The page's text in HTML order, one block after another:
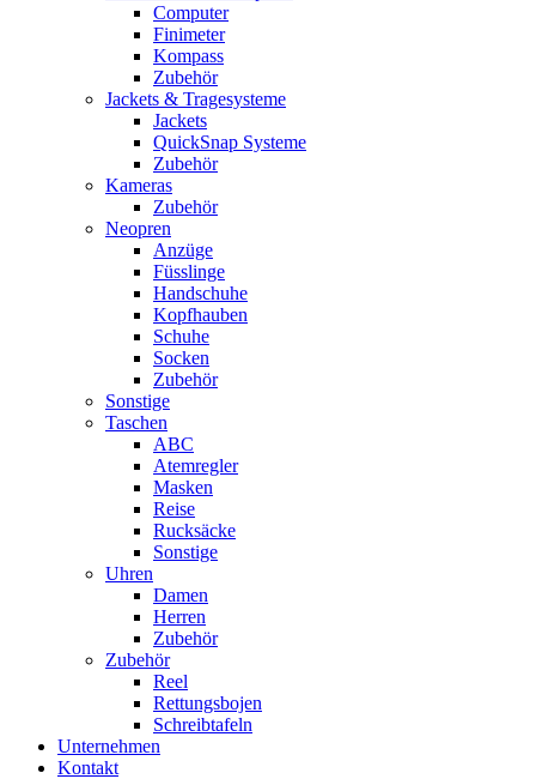
Computer
Finimeter
Kompass
Zubehör
Jackets & Tragesysteme
Jackets
QuickSnap Systeme
Zubehör
Kameras
Zubehör
Neopren
Anzüge
Füsslinge
Handschuhe
Kopfhauben
Schuhe
Socken
Zubehör
Sonstige
Taschen
ABC
Atemregler
Masken
Reise
Rucksäcke
Sonstige
Uhren
Damen
Herren
Zubehör
Zubehör
Reel
Rettungsbojen
Schreibtafeln
Unternehmen
Kontakt